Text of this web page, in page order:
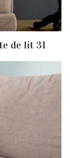
de lit 31